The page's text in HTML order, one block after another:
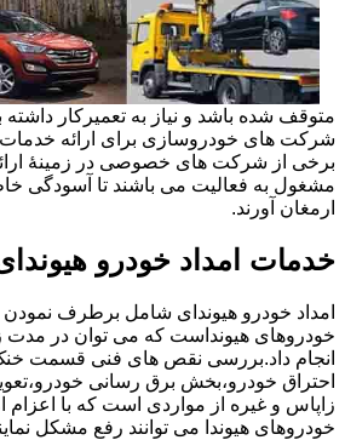
متوقف شده باشد و نیاز به تعمیرکار داشته
شرکت های خودروسازی برای ارائه خدمات
برخی از شرکت های خصوصی در زمینۀ
مشغول به فعالیت می باشند تا آسودگی
ارمغان آورند.
خدمات امداد خودرو
امداد خودرو هیوندای شامل برطرف
خودروهای هیونداست که می توان در مدت
انجام داد.بررسی نقص های فنی قسمت
احتراق خودرو،بخش برق رسانی
زاپاس و غیره از مواردی است که با
خودروهای هیوندا می توانند رفع مشکل